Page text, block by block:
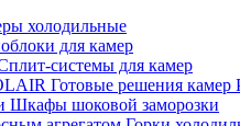
холодильные
для камер
системы для камер
Готовые решения камер
Шкафы шоковой заморозки